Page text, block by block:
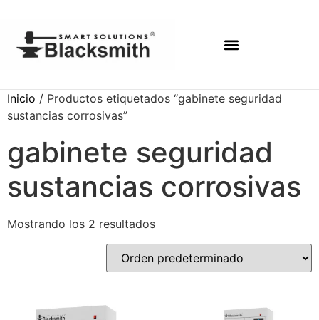
Inicio / Productos etiquetados “gabinete seguridad
sustancias corrosivas”
gabinete seguridad
sustancias corrosivas
Mostrando los 2 resultados